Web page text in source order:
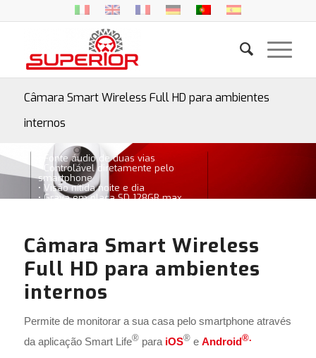
Câmara Smart Wireless Full HD para ambientes
internos
• Fonte áudio de duas vias
• Controlável diretamente pelo
smartphone
• Visão nítida noite e dia
• Grava em placa SD 128GB max
Câmara Smart Wireless
Full HD para ambientes
internos
Permite de monitorar a sua casa pelo smartphone através
da aplicação Smart Life® para iOS®e Android®.